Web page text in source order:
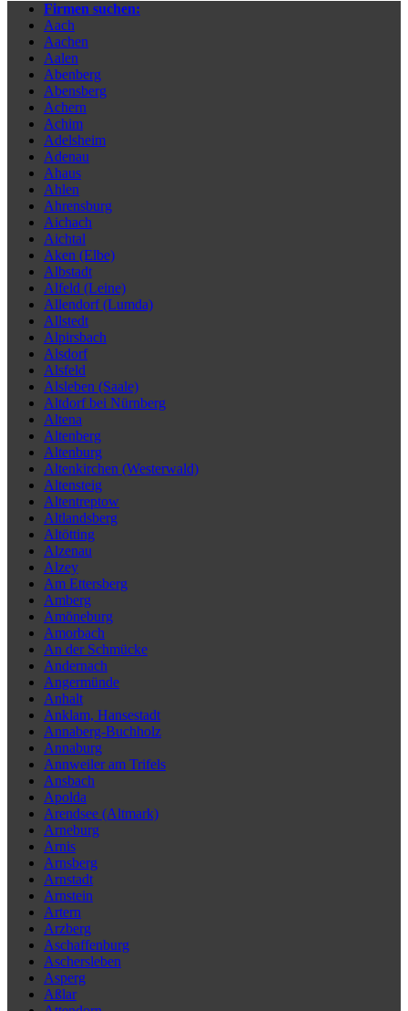
Firmen suchen:
Aach
Aachen
Aalen
Abenberg
Abensberg
Achern
Achim
Adelsheim
Adenau
Ahaus
Ahlen
Ahrensburg
Aichach
Aichtal
Aken (Elbe)
Albstadt
Alfeld (Leine)
Allendorf (Lumda)
Allstedt
Alpirsbach
Alsdorf
Alsfeld
Alsleben (Saale)
Altdorf bei Nürnberg
Altena
Altenberg
Altenburg
Altenkirchen (Westerwald)
Altensteig
Altentreptow
Altlandsberg
Altötting
Alzenau
Alzey
Am Ettersberg
Amberg
Amöneburg
Amorbach
An der Schmücke
Andernach
Angermünde
Anhalt
Anklam, Hansestadt
Annaberg-Buchholz
Annaburg
Annweiler am Trifels
Ansbach
Apolda
Arendsee (Altmark)
Arneburg
Arnis
Arnsberg
Arnstadt
Arnstein
Artern
Arzberg
Aschaffenburg
Aschersleben
Asperg
Aßlar